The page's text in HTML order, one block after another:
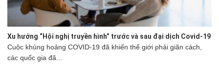
Xu hướng “Hội nghị truyền hình” trước và sau đại dịch Covid-19
Cuộc khủng hoảng COVID-19 đã khiến thế giới phải giãn cách,
các quốc gia đã...